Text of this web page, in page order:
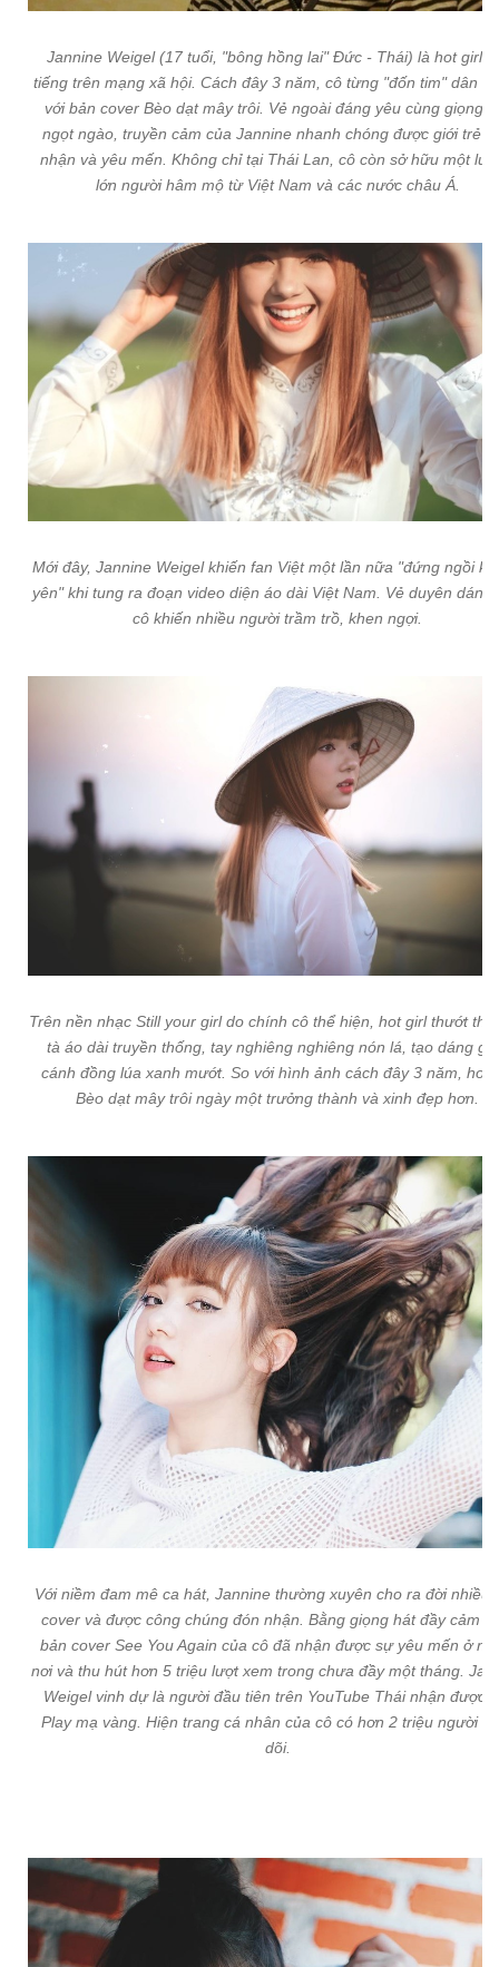
Jannine Weigel (17 tuổi, "bông hồng lai" Đức - Thái) là hot girl
tiếng trên mạng xã hội. Cách đây 3 năm, cô từng "đốn tim" dân
với bản cover Bèo dạt mây trôi. Vẻ ngoài đáng yêu cùng giọng
ngọt ngào, truyền cảm của Jannine nhanh chóng được giới trẻ
nhận và yêu mến. Không chỉ tại Thái Lan, cô còn sở hữu một
lớn người hâm mộ từ Việt Nam và các nước châu Á.
Mới đây, Jannine Weigel khiến fan Việt một lần nữa "đứng ngồi
yên" khi tung ra đoạn video diện áo dài Việt Nam. Vẻ duyên dáng
cô khiến nhiều người trầm trồ, khen ngợi.
Trên nền nhạc Still your girl do chính cô thể hiện, hot girl thướt tha
tà áo dài truyền thống, tay nghiêng nghiêng nón lá, tạo dáng
cánh đồng lúa xanh mướt. So với hình ảnh cách đây 3 năm, hot
Bèo dạt mây trôi ngày một trưởng thành và xinh đẹp hơn.
Với niềm đam mê ca hát, Jannine thường xuyên cho ra đời nhiều
cover và được công chúng đón nhận. Bằng giọng hát đầy cảm
bản cover See You Again của cô đã nhận được sự yêu mến ở
nơi và thu hút hơn 5 triệu lượt xem trong chưa đầy một tháng.
Weigel vinh dự là người đầu tiên trên YouTube Thái nhận được
Play mạ vàng. Hiện trang cá nhân của cô có hơn 2 triệu người
dõi.